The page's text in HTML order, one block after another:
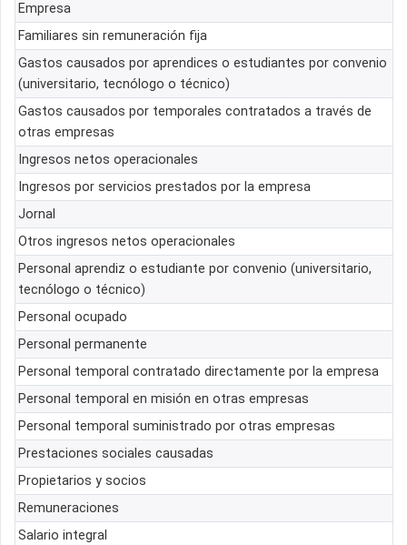
Empresa
Familiares sin remuneración fija
Gastos causados por aprendices o estudiantes por convenio
(universitario, tecnólogo o técnico)
Gastos causados por temporales contratados a través de
otras empresas
Ingresos netos operacionales
Ingresos por servicios prestados por la empresa
Jornal
Otros ingresos netos operacionales
Personal aprendiz o estudiante por convenio (universitario,
tecnólogo o técnico)
Personal ocupado
Personal permanente
Personal temporal contratado directamente por la empresa
Personal temporal en misión en otras empresas
Personal temporal suministrado por otras empresas
Prestaciones sociales causadas
Propietarios y socios
Remuneraciones
Salario integral